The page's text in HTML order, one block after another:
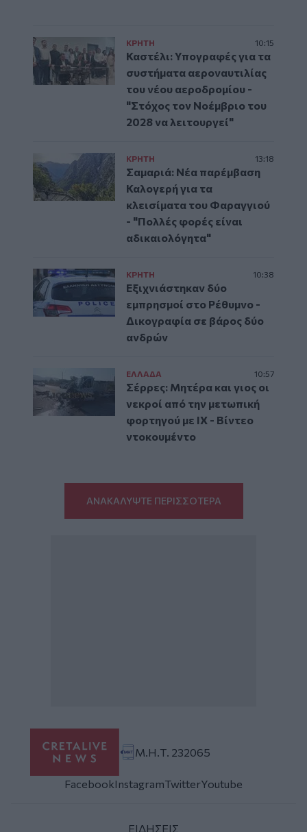
ΚΡΗΤΗ 10:15
Καστέλι: Υπογραφές για τα
συστήματα αεροναυτιλίας
του νέου αεροδρομίου -
"Στόχος τον Νοέμβριο του
2028 να λειτουργεί"
ΚΡΗΤΗ 13:18
Σαμαριά: Νέα παρέμβαση
Καλογερή για τα
κλεισίματα του Φαραγγιού
- "Πολλές φορές είναι
αδικαιολόγητα"
ΚΡΗΤΗ 10:38
Εξιχνιάστηκαν δύο
εμπρησμοί στο Ρέθυμνο -
Δικογραφία σε βάρος δύο
ανδρών
ΕΛΛAΔΑ 10:57
Σέρρες: Μητέρα και γιος οι
νεκροί από την μετωπική
φορτηγού με ΙΧ - Βίντεο
ντοκουμέντο
ΑΝΑΚΑΛΥΨΤΕ ΠΕΡΙΣΣΟΤΕΡΑ
Μ.Η.Τ. 232065
FacebookInstagramTwitterYoutube
ΕΙΔΗΣΕΙΣ